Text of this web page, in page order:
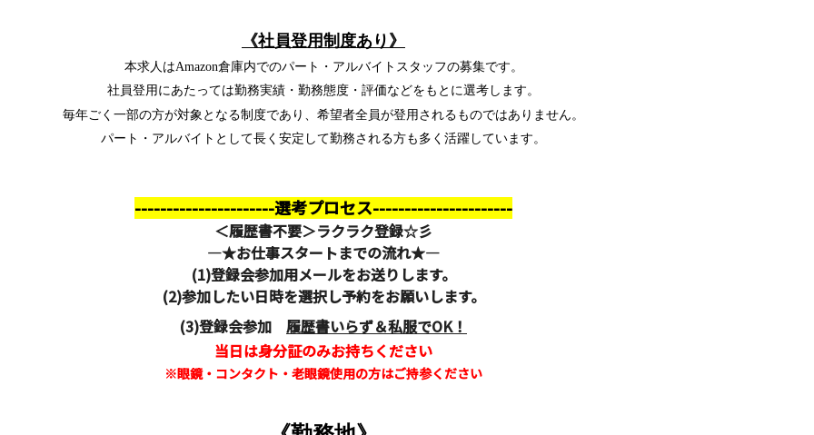
《社員登用制度あり 》
本求人はAmazon倉庫内でのパート・アルバイトスタッフの募集です。
社員登用にあたっては勤務実績・勤務態度・評価などをもとに選考します。
毎年ごく一部の方が対象となる制度であり、希望者全員が登用されるものではありません。
パート・アルバイトとして長く安定して勤務される方も多く活躍しています。
----------------------選考プロセス----------------------
＜履歴書不要＞ラクラク登録☆彡
―★お仕事スタートまでの流れ★―
(1)登録会参加用メールをお送りします。
(2)参加したい日時を選択し予約をお願いします。
(3)登録会参加 履歴書いらず＆私服でOK！
当日は身分証のみお持ちください
※眼鏡・コンタクト・老眼鏡使用の方はご持参ください